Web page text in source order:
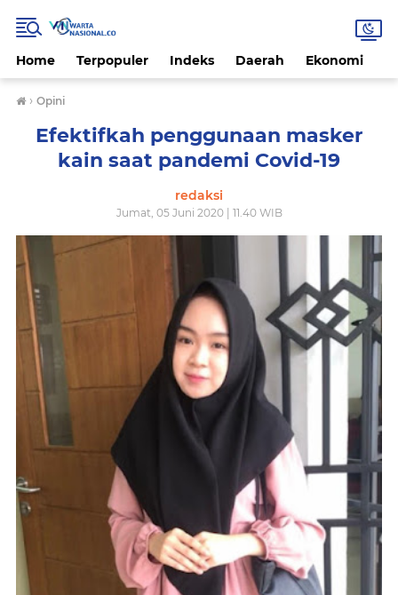
Home Terpopuler Indeks Daerah Ekonomi
› Opini
Efektifkah penggunaan masker
kain saat pandemi Covid-19
redaksi
Jumat, 05 Juni 2020 | 11.40 WIB